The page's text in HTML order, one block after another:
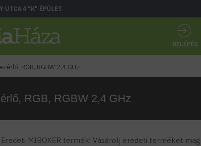
UTCA 4 "K" ÉPÜLET
BELÉPÉS
RGB, RGBW 2,4 GHz
RGB, RGBW 2,4 GHz
Eredeti MIBOXER termék! Vásárolj eredeti terméket